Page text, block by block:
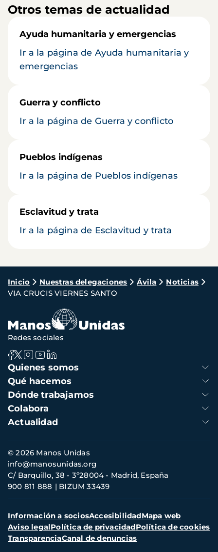
Otros temas de actualidad
Ayuda humanitaria y emergencias
Ir a la página de Ayuda humanitaria y
emergencias
Guerra y conflicto
Ir a la página de Guerra y conflicto
Pueblos indígenas
Ir a la página de Pueblos indígenas
Esclavitud y trata
Ir a la página de Esclavitud y trata
Ruta
de
navegación
Inicio Nuestras delegaciones Ávila
Noticias
VIA CRUCIS VIERNES SANTO
Navegación
principal
Quienes somos
Qué hacemos
Dónde trabajamos
Colabora
Actualidad
Redes sociales
Información
de
contacto
© 2026 Manos Unidas
C/ Barquillo, 38 - 3º28004 - Madrid, España
900 811 888
BIZUM 33439
info@manosunidas.org
Menú
secundario
Información a sociosAccesibilidadMapa web
Aviso legalPolítica de privacidadPolítica de cookies
TransparenciaCanal de denuncias